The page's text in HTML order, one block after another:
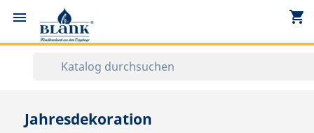
 shopping_cart
Jahresdekoration